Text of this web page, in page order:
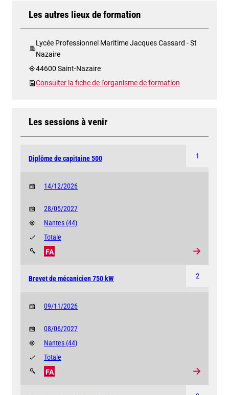
Les autres lieux de formation
Lycée Professionnel Maritime Jacques Cassard - St
Nazaire
44600 Saint-Nazaire
Consulter la fiche de l'organisme de formation
Les sessions à venir
1
Diplôme de capitaine 500
14/12/2026
28/05/2027
Nantes (44)
FA
Totale
2
Brevet de mécanicien 750 kW
09/11/2026
08/06/2027
Nantes (44)
FA
Totale